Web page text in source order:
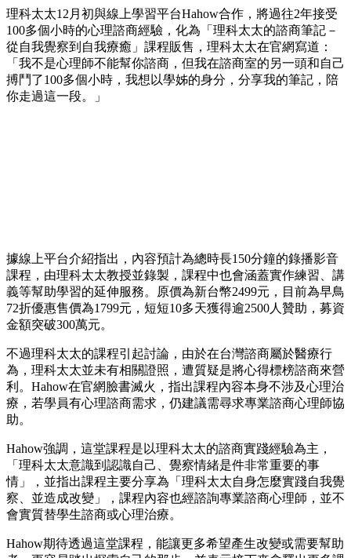
理科太太12月初與線上學習平台Hahow合作，將過往2年接受
100多個小時的心理諮商經驗，化為「理科太太的諮商筆記－
從自我覺察到自我療癒」課程販售，理科太太在官網寫道：
「我不是心理師不能幫你諮商，但我在諮商室的另一頭和自己
搏鬥了100多個小時，我想以學姊的身分，分享我的筆記，陪
你走過這一段。」
據線上平台介紹指出，內容預計為總時長150分鐘的錄播影音
課程，由理科太太教授並錄製，課程中也會涵蓋實作練習、講
義等幫助學習的延伸服務。原價為新台幣2499元，目前為早鳥
72折優惠售價為1799元，短短10多天獲得逾2500人贊助，募資
金額突破300萬元。
不過理科太太的課程引起討論，由於在台灣諮商屬於醫療行
為，理科太太並未有相關證照，遭質疑是將心得標榜諮商來營
利。Hahow在官網臉書滅火，指出課程內容本身不涉及心理治
療，若學員有心理諮商需求，仍建議需尋求專業諮商心理師協
助。
Hahow強調，這堂課程是以理科太太的諮商實踐經驗為主，
「理科太太意識到認識自己、覺察情緒是件非常重要的事
情」，並指出課程主要分享為「理科太太自身怎麼實踐自我覺
察、並造成改變」，課程內容也經諮詢專業諮商心理師，並不
會實質替學生諮商或心理治療。
Hahow期待透過這堂課程，能讓更多希望產生改變或需要幫助